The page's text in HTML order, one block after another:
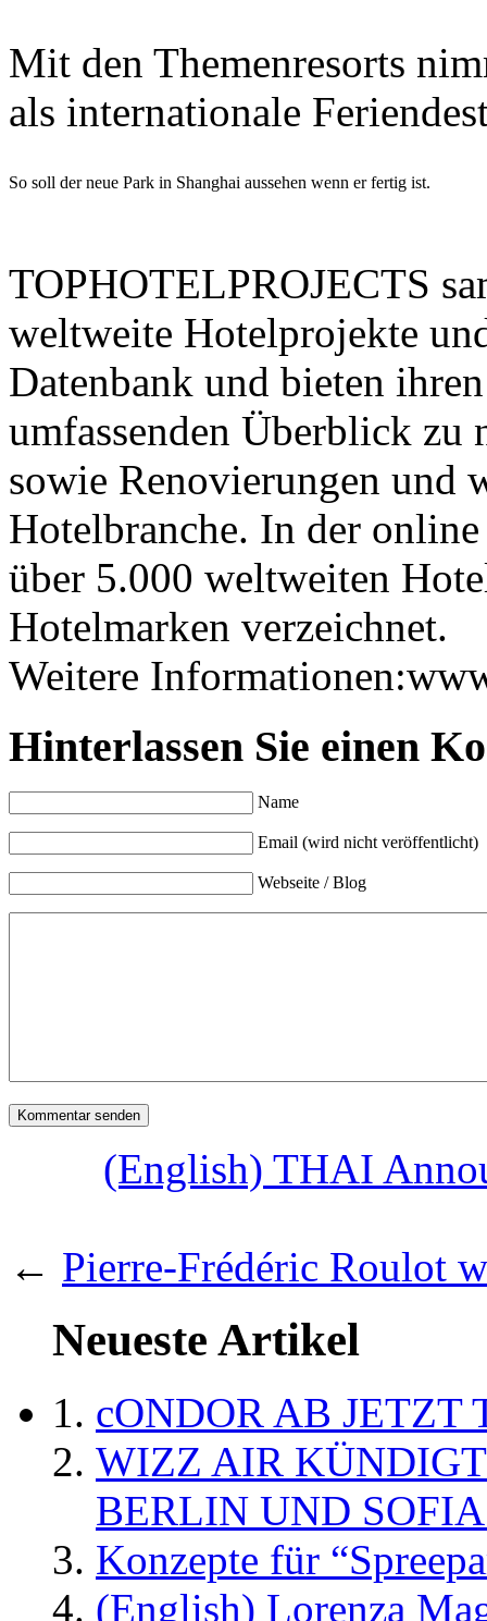
Mit den Themenresorts
als internationale
So soll der neue Park in Shanghai aussehen wenn er fertig ist.
TOPHOTELPROJECTS
weltweite Hotelprojekte
Datenbank und bieten
umfassenden Überblick zu
sowie Renovierungen und
Hotelbranche. In der
über 5.000 weltweiten
Hotelmarken verzeichnet.
Weitere
Hinterlassen Sie einen
Name
Email (wird nicht veröffentlicht)
Webseite / Blog
(English) THAI
← Pierre-Frédéric Roulot
Neueste Artikel
cONDOR AB
WIZZ AIR
BERLIN UND
Konzepte für
(English) Lorenza